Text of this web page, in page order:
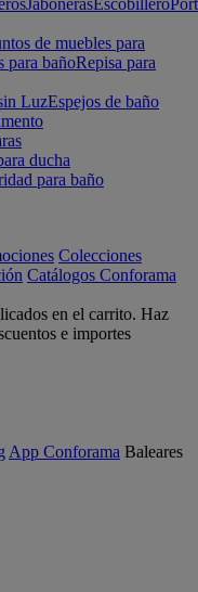
JabonerasEscobillero
de muebles para
para bañoRepisa para
LuzEspejos de baño
ducha
para baño
Colecciones
Catálogos Conforama
en el carrito. Haz
e importes
App Conforama Baleares